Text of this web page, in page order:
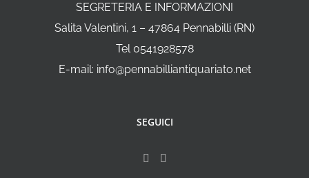
SEGRETERIA E INFORMAZIONI
Salita Valentini, 1 – 47864 Pennabilli (RN)
Tel 0541928578
E-mail: info@pennabilliantiquariato.net
SEGUICI